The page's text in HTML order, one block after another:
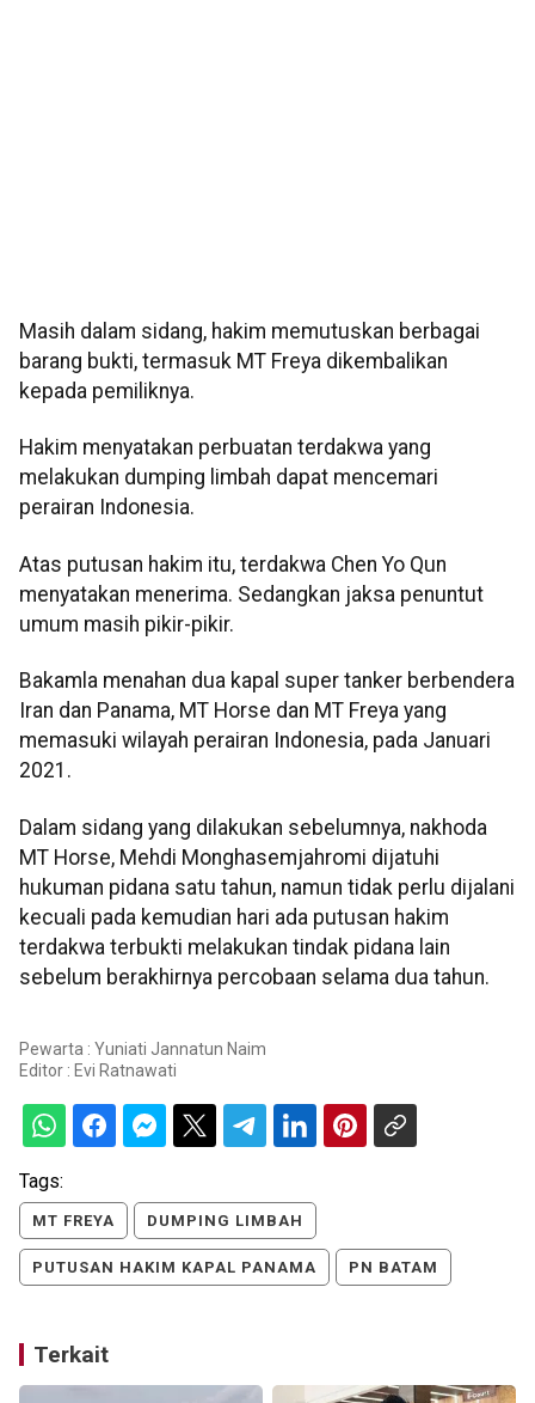
Masih dalam sidang, hakim memutuskan berbagai
barang bukti, termasuk MT Freya dikembalikan
kepada pemiliknya.
Hakim menyatakan perbuatan terdakwa yang
melakukan dumping limbah dapat mencemari
perairan Indonesia.
Atas putusan hakim itu, terdakwa Chen Yo Qun
menyatakan menerima. Sedangkan jaksa penuntut
umum masih pikir-pikir.
Bakamla menahan dua kapal super tanker berbendera
Iran dan Panama, MT Horse dan MT Freya yang
memasuki wilayah perairan Indonesia, pada Januari
2021.
Dalam sidang yang dilakukan sebelumnya, nakhoda
MT Horse, Mehdi Monghasemjahromi dijatuhi
hukuman pidana satu tahun, namun tidak perlu dijalani
kecuali pada kemudian hari ada putusan hakim
terdakwa terbukti melakukan tindak pidana lain
sebelum berakhirnya percobaan selama dua tahun.
Pewarta : Yuniati Jannatun Naim
Editor : Evi Ratnawati
Tags:
MT FREYA DUMPING LIMBAH
PUTUSAN HAKIM KAPAL PANAMA PN BATAM
Terkait